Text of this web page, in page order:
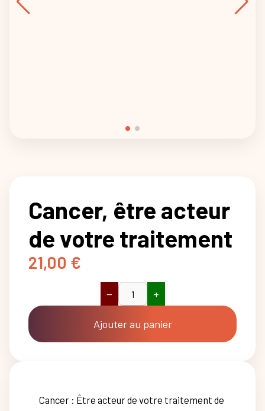
Cancer, être acteur
de votre traitement
21,00 €
quantité
Cancer,
être
acteur
− +
Ajouter au panier
Cancer : Être acteur de votre traitement de